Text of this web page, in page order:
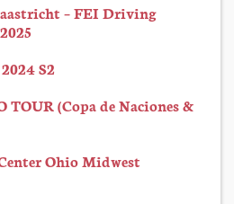
– FEI Driving
S2
(Copa de Naciones &
Ohio Midwest